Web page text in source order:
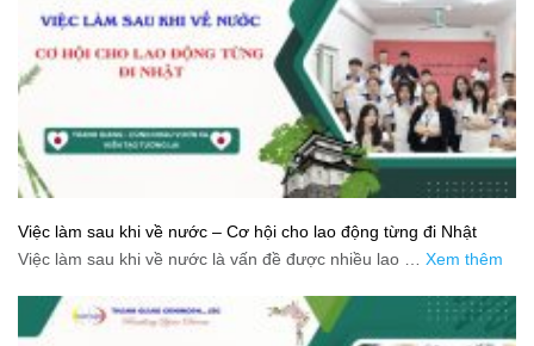
Việc làm sau khi về nước – Cơ hội cho lao động từng đi Nhật
Việc làm sau khi về nước là vấn đề được nhiều lao … Xem thêm